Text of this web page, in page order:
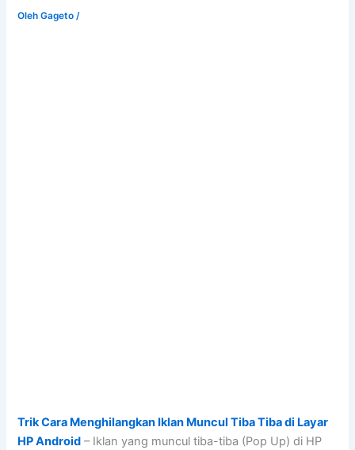
OlehGageto/
Trik Cara Menghilangkan Iklan Muncul Tiba Tiba di Layar
HP Android – Iklan yang muncul tiba-tiba (Pop Up) di HP